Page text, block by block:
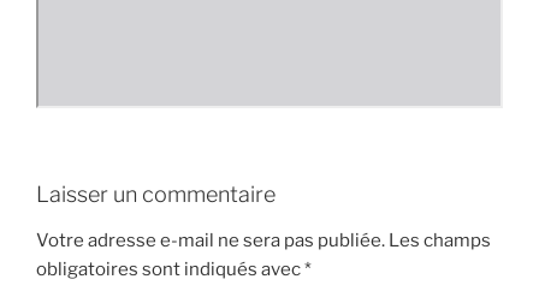
Laisser un commentaire
Votre adresse e-mail ne sera pas publiée. Les champs
obligatoires sont indiqués avec*